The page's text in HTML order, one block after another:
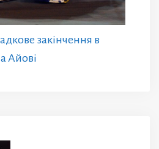
закінчення в
Айові